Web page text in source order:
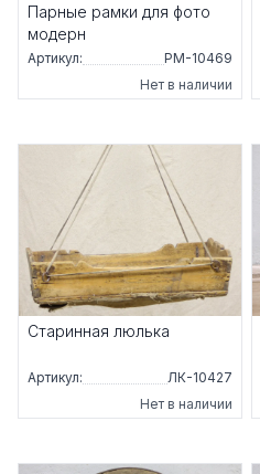
Парные рамки для фото
модерн
Артикул:
РМ-10469
Нет в наличии
Старинная люлька
Артикул:
ЛК-10427
Нет в наличии